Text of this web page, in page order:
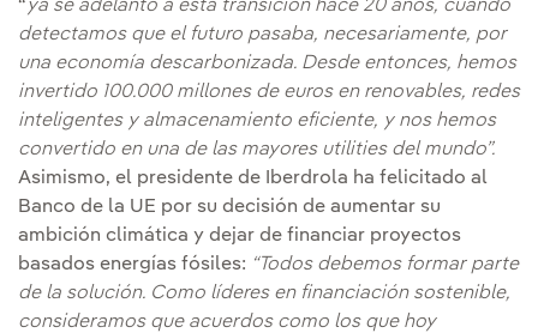
“ya se adelantó a esta transición hace 20 años, cuando
detectamos que el futuro pasaba, necesariamente, por
una economía descarbonizada. Desde entonces, hemos
invertido 100.000 millones de euros en renovables, redes
inteligentes y almacenamiento eficiente, y nos hemos
convertido en una de las mayores utilities del mundo”.
Asimismo, el presidente de Iberdrola ha felicitado al
Banco de la UE por su decisión de aumentar su
ambición climática y dejar de financiar proyectos
basados energías fósiles: “Todos debemos formar parte
de la solución. Como líderes en financiación sostenible,
consideramos que acuerdos como los que hoy